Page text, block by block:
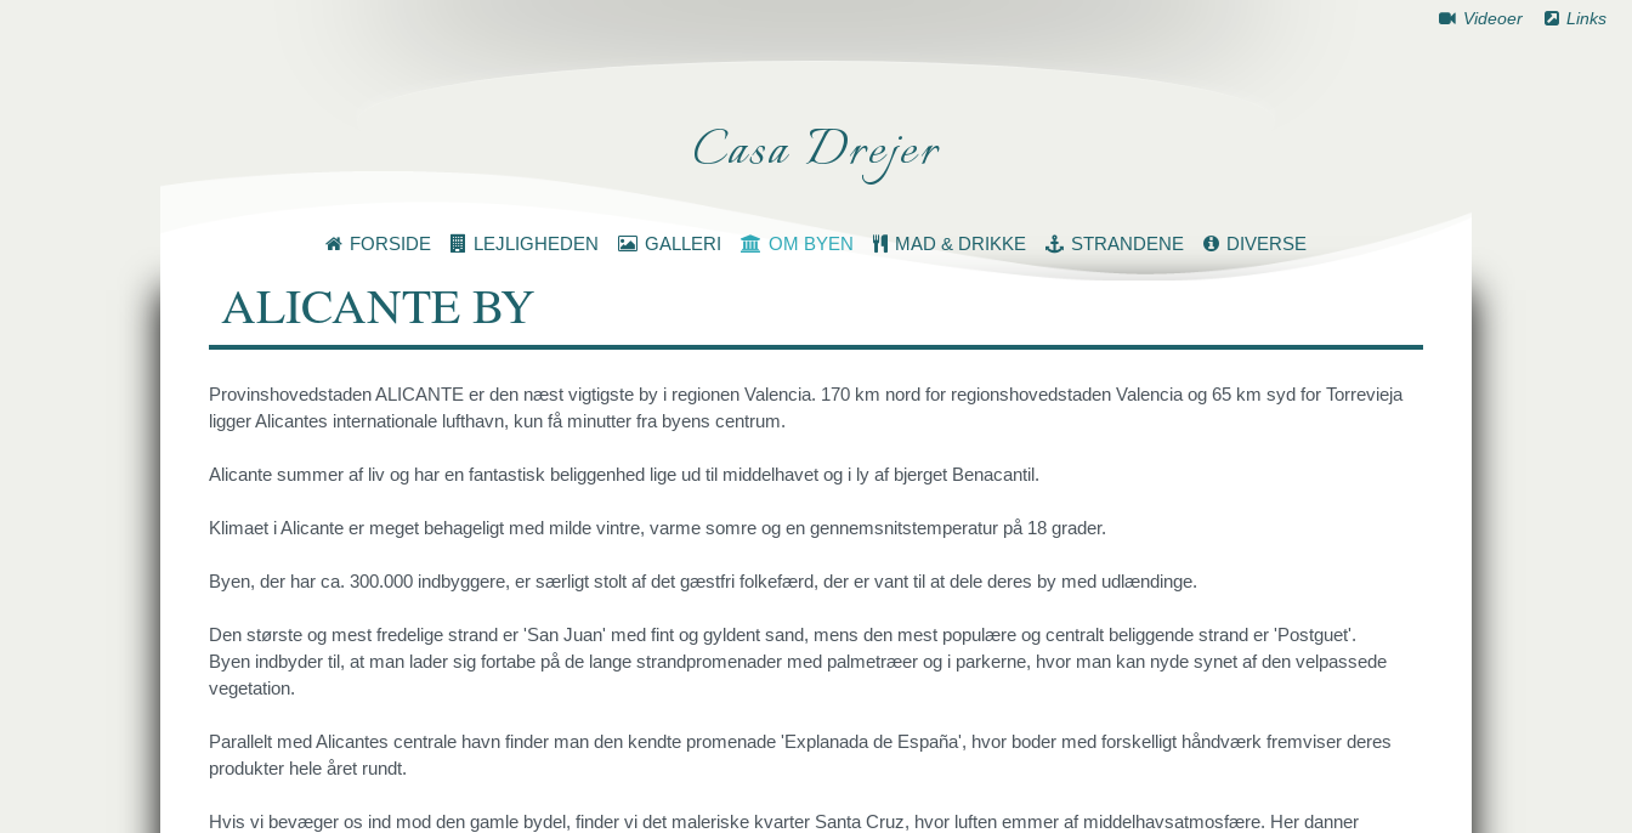
Videoer Links
Casa Drejer
FORSIDE LEJLIGHEDEN GALLERI OM BYEN MAD & DRIKKE STRANDENE DIVERSE
ALICANTE BY
Provinshovedstaden ALICANTE er den næst vigtigste by i regionen Valencia. 170 km nord for regionshovedstaden Valencia og 65 km syd for Torrevieja
ligger Alicantes internationale lufthavn, kun få minutter fra byens centrum.
Alicante summer af liv og har en fantastisk beliggenhed lige ud til middelhavet og i ly af bjerget Benacantil.
Klimaet i Alicante er meget behageligt med milde vintre, varme somre og en gennemsnitstemperatur på 18 grader.
Byen, der har ca. 300.000 indbyggere, er særligt stolt af det gæstfri folkefærd, der er vant til at dele deres by med udlændinge.
Den største og mest fredelige strand er 'San Juan' med fint og gyldent sand, mens den mest populære og centralt beliggende strand er 'Postguet'.
Byen indbyder til, at man lader sig fortabe på de lange strandpromenader med palmetræer og i parkerne, hvor man kan nyde synet af den velpassede
vegetation.
Parallelt med Alicantes centrale havn finder man den kendte promenade 'Explanada de España', hvor boder med forskelligt håndværk fremviser deres
produkter hele året rundt.
Hvis vi bevæger os ind mod den gamle bydel, finder vi det maleriske kvarter Santa Cruz, hvor luften emmer af middelhavsatmosfære. Her danner